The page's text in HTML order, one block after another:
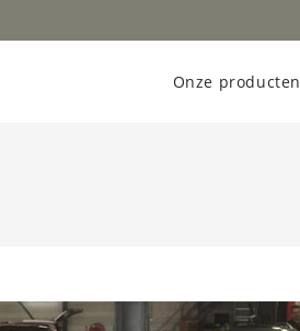
Onze producten